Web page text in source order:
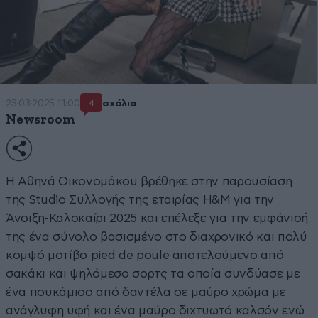
23·03·2025 11:00 4 σχόλια
Newsroom
H Aθηνά Οικονομάκου βρέθηκε στην παρουσίαση
της Studio Συλλογής της εταιρίας H&M για την
Άνοιξη-Καλοκαίρι 2025 και επέλεξε για την εμφάνισή
της ένα σύνολο βασισμένο στο διαχρονικό και πολύ
κομψό μοτίβο pied de poule αποτελούμενο από
σακάκι και ψηλόμεσο σορτς τα οποία συνδύασε με
ένα πουκάμισο από δαντέλα σε μαύρο χρώμα με
ανάγλυφη υφή και ένα μαύρο διχτυωτό καλσόν ενώ